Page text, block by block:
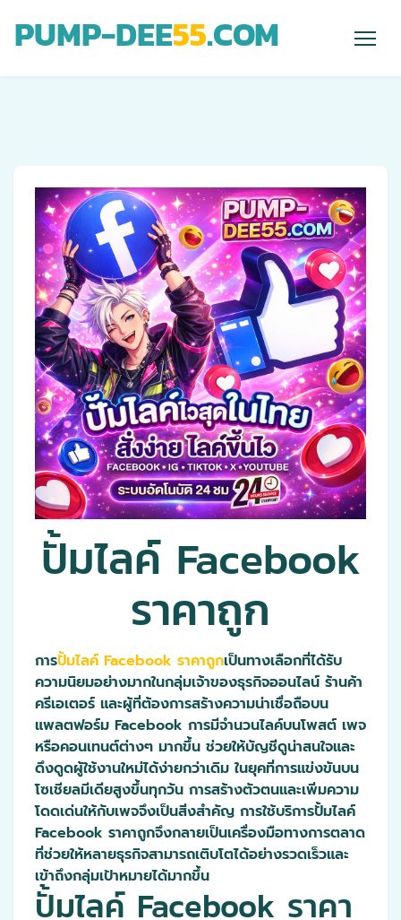
PUMP-DEE55.COM
ปั้มไลค์ Facebook
ราคาถูก
การปั้มไลค์ Facebook ราคาถูกเป็นทางเลือกที่ได้รับ
ความนิยมอย่างมากในกลุ่มเจ้าของธุรกิจออนไลน์ ร้านค้า
ครีเอเตอร์ และผู้ที่ต้องการสร้างความน่าเชื่อถือบน
แพลตฟอร์ม Facebook การมีจำนวนไลค์บนโพสต์ เพจ
หรือคอนเทนต์ต่างๆ มากขึ้น ช่วยให้บัญชีดูน่าสนใจและ
ดึงดูดผู้ใช้งานใหม่ได้ง่ายกว่าเดิม ในยุคที่การแข่งขันบน
โซเชียลมีเดียสูงขึ้นทุกวัน การสร้างตัวตนและเพิ่มความ
โดดเด่นให้กับเพจจึงเป็นสิ่งสำคัญ การใช้บริการปั้มไลค์
Facebook ราคาถูกจึงกลายเป็นเครื่องมือทางการตลาด
ที่ช่วยให้หลายธุรกิจสามารถเติบโตได้อย่างรวดเร็วและ
เข้าถึงกลุ่มเป้าหมายได้มากขึ้น
ปั้มไลค์ Facebook ราคา